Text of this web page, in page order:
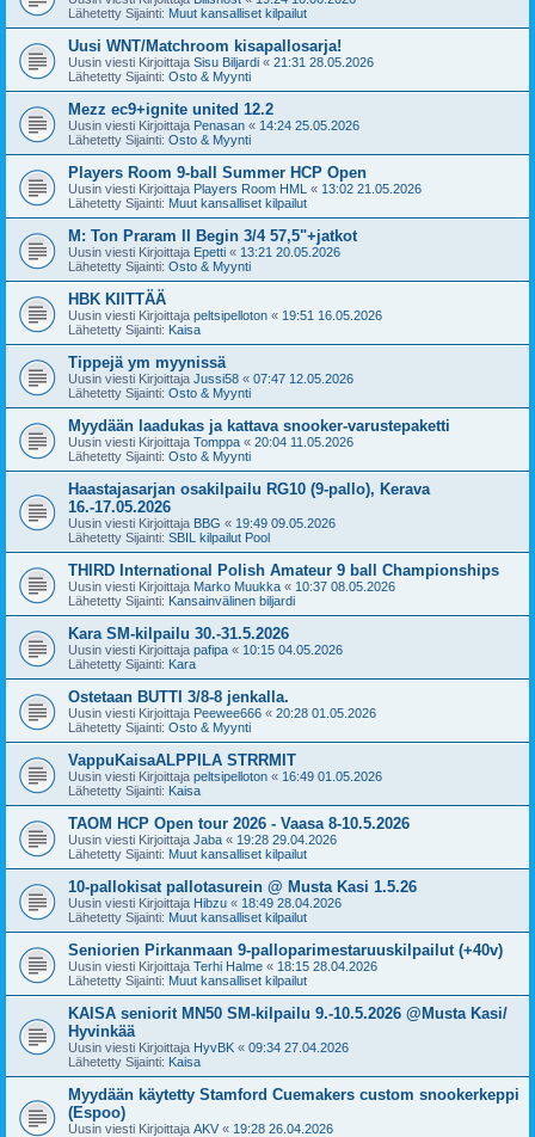
Lähetetty Sijainti: Muut kansalliset kilpailut
Uusi WNT/Matchroom kisapallosarja!
Uusin viesti Kirjoittaja Sisu Biljardi « 21:31 28.05.2026
Lähetetty Sijainti: Osto & Myynti
Mezz ec9+ignite united 12.2
Uusin viesti Kirjoittaja Penasan « 14:24 25.05.2026
Lähetetty Sijainti: Osto & Myynti
Players Room 9-ball Summer HCP Open
Uusin viesti Kirjoittaja Players Room HML « 13:02 21.05.2026
Lähetetty Sijainti: Muut kansalliset kilpailut
M: Ton Praram II Begin 3/4 57,5"+jatkot
Uusin viesti Kirjoittaja Epetti « 13:21 20.05.2026
Lähetetty Sijainti: Osto & Myynti
HBK KIITTÄÄ
Uusin viesti Kirjoittaja peltsipelloton « 19:51 16.05.2026
Lähetetty Sijainti: Kaisa
Tippejä ym myynissä
Uusin viesti Kirjoittaja Jussi58 « 07:47 12.05.2026
Lähetetty Sijainti: Osto & Myynti
Myydään laadukas ja kattava snooker-varustepaketti
Uusin viesti Kirjoittaja Tomppa « 20:04 11.05.2026
Lähetetty Sijainti: Osto & Myynti
Haastajasarjan osakilpailu RG10 (9-pallo), Kerava
16.-17.05.2026
Uusin viesti Kirjoittaja BBG « 19:49 09.05.2026
Lähetetty Sijainti: SBIL kilpailut Pool
THIRD International Polish Amateur 9 ball Championships
Uusin viesti Kirjoittaja Marko Muukka « 10:37 08.05.2026
Lähetetty Sijainti: Kansainvälinen biljardi
Kara SM-kilpailu 30.-31.5.2026
Uusin viesti Kirjoittaja pafipa « 10:15 04.05.2026
Lähetetty Sijainti: Kara
Ostetaan BUTTI 3/8-8 jenkalla.
Uusin viesti Kirjoittaja Peewee666 « 20:28 01.05.2026
Lähetetty Sijainti: Osto & Myynti
VappuKaisaALPPILA STRRMIT
Uusin viesti Kirjoittaja peltsipelloton « 16:49 01.05.2026
Lähetetty Sijainti: Kaisa
TAOM HCP Open tour 2026 - Vaasa 8-10.5.2026
Uusin viesti Kirjoittaja Jaba « 19:28 29.04.2026
Lähetetty Sijainti: Muut kansalliset kilpailut
10-pallokisat pallotasurein @ Musta Kasi 1.5.26
Uusin viesti Kirjoittaja Hibzu « 18:49 28.04.2026
Lähetetty Sijainti: Muut kansalliset kilpailut
Seniorien Pirkanmaan 9-palloparimestaruuskilpailut (+40v)
Uusin viesti Kirjoittaja Terhi Halme « 18:15 28.04.2026
Lähetetty Sijainti: Muut kansalliset kilpailut
KAISA seniorit MN50 SM-kilpailu 9.-10.5.2026 @Musta Kasi/
Hyvinkää
Uusin viesti Kirjoittaja HyvBK « 09:34 27.04.2026
Lähetetty Sijainti: Kaisa
Myydään käytetty Stamford Cuemakers custom snookerkeppi
(Espoo)
Uusin viesti Kirjoittaja AKV « 19:28 26.04.2026